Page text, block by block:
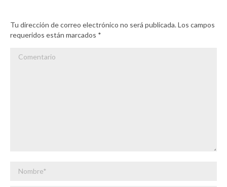
Tu dirección de correo electrónico no será publicada. Los campos
requeridos están marcados *
Comentario